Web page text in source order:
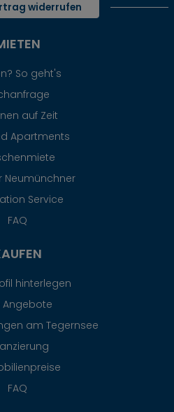
widerrufen
So geht's
auf Zeit
Apartments
Neumünchner
Service
FAQ
hinterlegen
Angebote
am Tegernsee
FAQ